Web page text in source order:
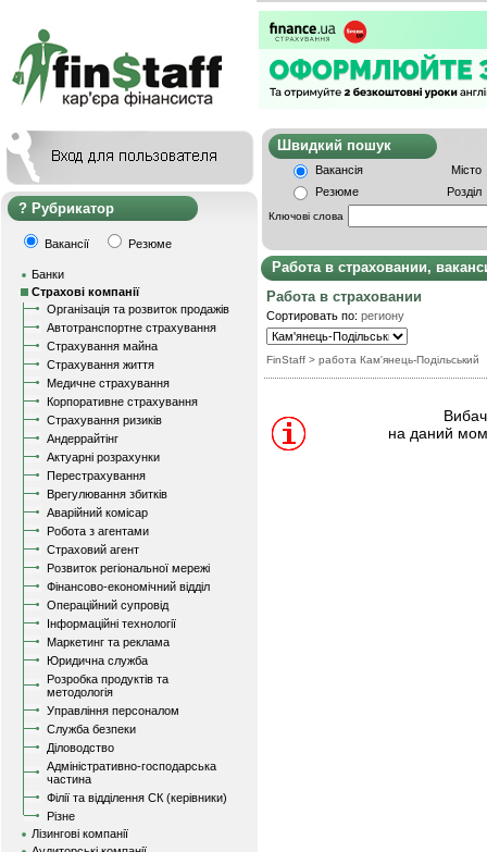
Рубрикатор
Вакансії Резюме
Банки
Страхові компанії
Організація та розвиток продажів
Автотранспортне страхування
Страхування майна
Страхування життя
Медичне страхування
Корпоративне страхування
Страхування ризиків
Андеррайтінг
Актуарні розрахунки
Перестрахування
Врегулювання збитків
Аварійний комісар
Робота з агентами
Страховий агент
Розвиток регіональної мережі
Фінансово-економічний відділ
Операційний супровід
Інформаційні технології
Маркетинг та реклама
Юридична служба
Розробка продуктів та
методологія
Управління персоналом
Служба безпеки
Діловодство
Адміністративно-господарська
частина
Філії та відділення СК (керівники)
Різне
Лізингові компанії
Швидкий
Вакансія
Місто
Резюме
Розділ
Ключові слова
Работа в страховании,
Работа в страховании
Сортировать по: региону
FinStaff > работа Кам'янець-Подільський
на даний